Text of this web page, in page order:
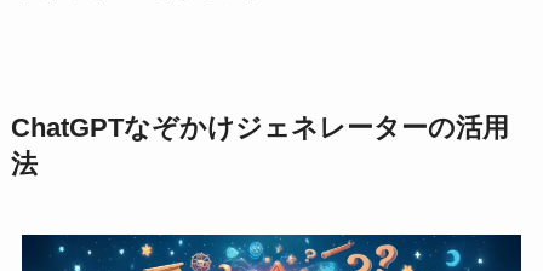
ChatGPTなぞかけジェネレーターの活用
法